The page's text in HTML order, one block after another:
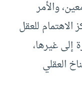
والأمر
الاهتمام للعقل
غيرها،
العقلي